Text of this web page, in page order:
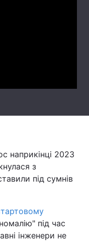
наприкінці 2023
з
під сумнів
під час
інженери не